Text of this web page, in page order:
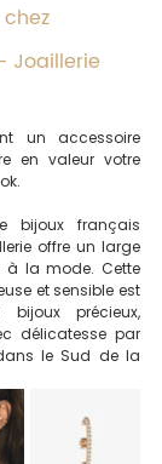
chez
Joaillerie
un accessoire
en valeur votre
bijoux français
offre un large
à la mode. Cette
et sensible est
précieux,
délicatesse par
le Sud de la